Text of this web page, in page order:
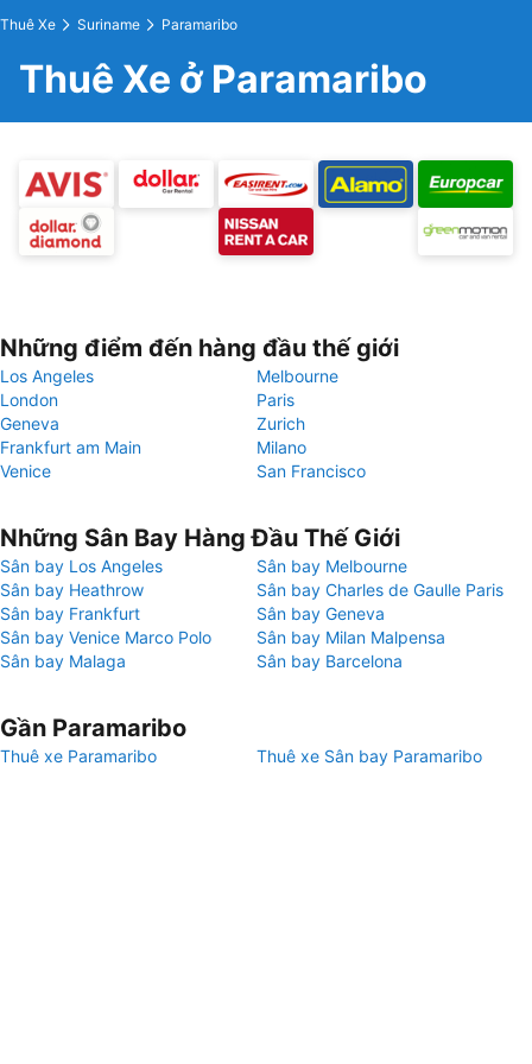
Thuê Xe Suriname Paramaribo
Thuê Xe ở Paramaribo
Những điểm đến hàng đầu thế giới
Los Angeles
Melbourne
London
Paris
Geneva
Zurich
Frankfurt am Main
Milano
Venice
San Francisco
Những Sân Bay Hàng Đầu Thế Giới
Sân bay Los Angeles
Sân bay Melbourne
Sân bay Heathrow
Sân bay Charles de Gaulle Paris
Sân bay Frankfurt
Sân bay Geneva
Sân bay Venice Marco Polo
Sân bay Milan Malpensa
Sân bay Malaga
Sân bay Barcelona
Gần Paramaribo
Thuê xe Paramaribo Thuê xe Sân bay Paramaribo